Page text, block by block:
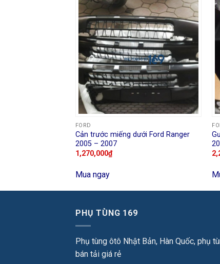
FORD
Cản trước miếng dưới Ford Ranger
2005 – 2007
1,270,000₫
Mua ngay
PHỤ TÙNG 169
Phụ tùng ôtô Nhật Bản, Hàn Quốc, phụ
bán tải giá rẻ